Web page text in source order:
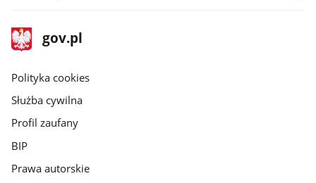
stopka
gov.pl
Strona
gov.pl
gov.pl
Polityka cookies
Służba cywilna
Profil zaufany
BIP
Prawa autorskie